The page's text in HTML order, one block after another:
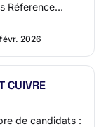
Réference
Tr…
2026
CUIVRE
de candidats :